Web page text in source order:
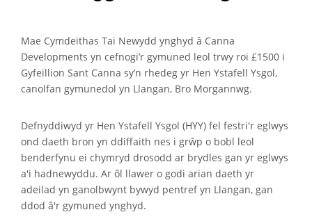
Mae Cymdeithas Tai Newydd ynghyd â Canna
Developments yn cefnogi’r gymuned leol trwy roi £1500 i
Gyfeillion Sant Canna sy’n rhedeg yr Hen Ystafell Ysgol,
canolfan gymunedol yn Llangan, Bro Morgannwg.
Defnyddiwyd yr Hen Ystafell Ysgol (HYY) fel festri'r eglwys
ond daeth bron yn ddiffaith nes i grŵp o bobl leol
benderfynu ei chymryd drosodd ar brydles gan yr eglwys
a'i hadnewyddu. Ar ôl llawer o godi arian daeth yr
adeilad yn ganolbwynt bywyd pentref yn Llangan, gan
ddod â'r gymuned ynghyd.